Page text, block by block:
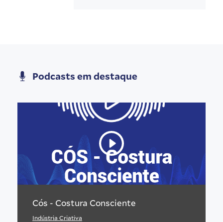
Podcasts em destaque
Cós - Costura Consciente
Indústria Criativa